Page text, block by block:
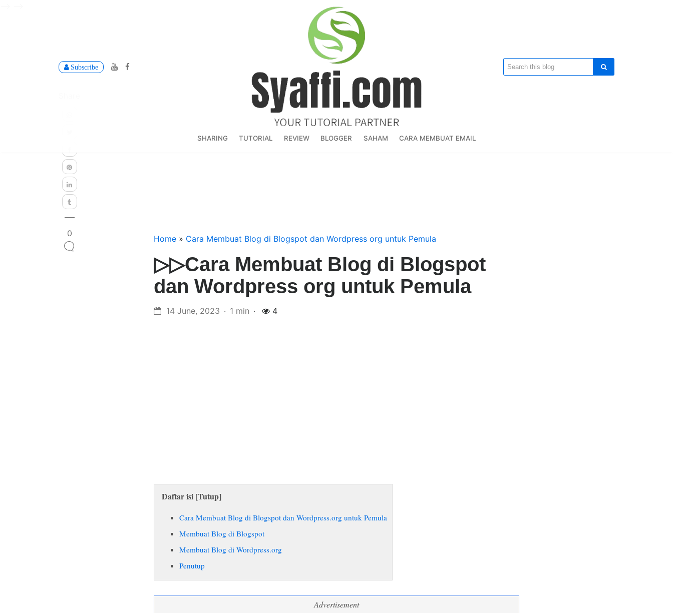
Subscribe
SHARING TUTORIAL REVIEW BLOGGER SAHAM CARA MEMBUAT EMAIL
0
Home » Cara Membuat Blog di Blogspot dan Wordpress org untuk Pemula
▷▷Cara Membuat Blog di Blogspot
dan Wordpress org untuk Pemula
14 June, 2023 1 min 4
Daftar isi [Tutup]
Cara Membuat Blog di Blogspot dan Wordpress.org untuk Pemula
Membuat Blog di Blogspot
Membuat Blog di Wordpress.org
Penutup
Advertisement